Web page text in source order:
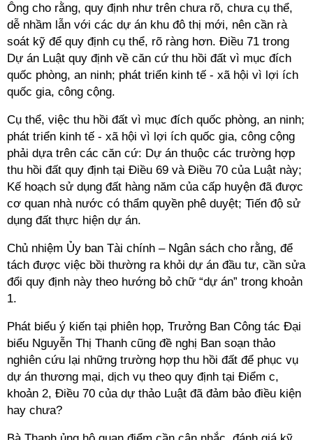
Ông cho rằng, quy định như trên chưa rõ, chưa cụ thể,
dễ nhầm lẫn với các dự án khu đô thị mới, nên cần rà
soát kỹ để quy định cụ thể, rõ ràng hơn. Điều 71 trong
Dự án Luật quy định về căn cứ thu hồi đất vì mục đích
quốc phòng, an ninh; phát triển kinh tế - xã hội vì lợi ích
quốc gia, công cộng.
Cụ thể, việc thu hồi đất vì mục đích quốc phòng, an ninh;
phát triển kinh tế - xã hội vì lợi ích quốc gia, công cộng
phải dựa trên các căn cứ: Dự án thuộc các trường hợp
thu hồi đất quy định tại Điều 69 và Điều 70 của Luật này;
Kế hoạch sử dụng đất hàng năm của cấp huyện đã được
cơ quan nhà nước có thẩm quyền phê duyệt; Tiến độ sử
dụng đất thực hiện dự án.
Chủ nhiệm Ủy ban Tài chính – Ngân sách cho rằng, để
tách được việc bồi thường ra khỏi dự án đầu tư, cần sửa
đổi quy định này theo hướng bỏ chữ “dự án” trong khoản
1.
Phát biểu ý kiến tại phiên họp, Trưởng Ban Công tác Đại
biểu Nguyễn Thị Thanh cũng đề nghị Ban soạn thảo
nghiên cứu lại những trường hợp thu hồi đất để phục vụ
dự án thương mại, dịch vụ theo quy định tại Điểm c,
khoản 2, Điều 70 của dự thảo Luật đã đảm bảo điều kiện
hay chưa?